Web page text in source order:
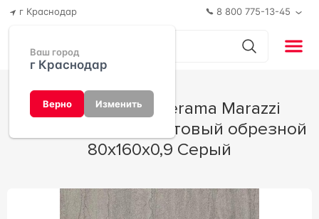
г Краснодар
Ваш город
г Краснодар
Верно Изменить
8 800 775-13-45
Керамогранит Kerama Marazzi
Портленд серый матовый обрезной
80x160x0,9 Серый